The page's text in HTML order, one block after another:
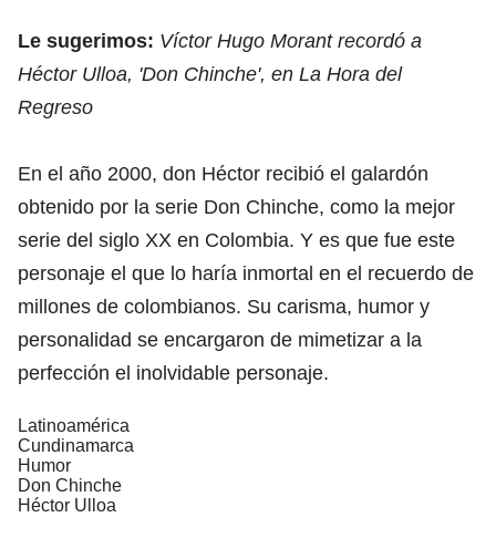
Le sugerimos: Víctor Hugo Morant recordó a
Héctor Ulloa, 'Don Chinche', en La Hora del
Regreso
En el año 2000, don Héctor recibió el galardón
obtenido por la serie Don Chinche, como la mejor
serie del siglo XX en Colombia. Y es que fue este
personaje el que lo haría inmortal en el recuerdo de
millones de colombianos. Su carisma, humor y
personalidad se encargaron de mimetizar a la
perfección el inolvidable personaje.
Latinoamérica
Cundinamarca
Humor
Don Chinche
Héctor Ulloa